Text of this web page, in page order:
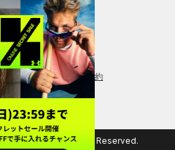
く通販の表記 会員規約
シー
All Rights Reserved.